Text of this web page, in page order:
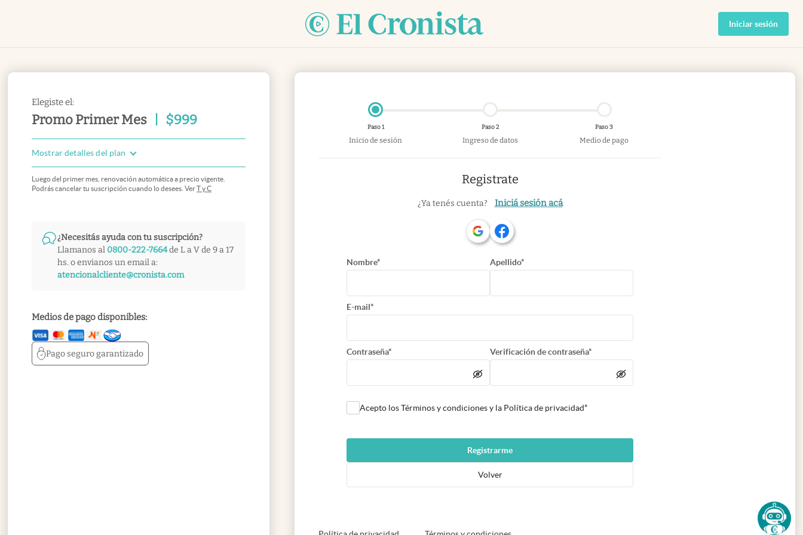
Iniciar sesión
Elegiste el:
Promo Primer Mes $999
Mostrar detalles del plan
Luego del primer mes, renovación automática a precio vigente.
Podrás cancelar tu suscripción cuando lo desees. VerT y C
¿Necesitás ayuda con tu suscripción?
Llamanos al 0800-222-7664de L a V de 9 a 17
hs. o envianos un email a:
atencionalcliente@cronista.com
Medios de pago disponibles:
Pago segurogarantizado
Paso 1
Inicio de sesión
Paso 2
Ingreso de datos
Paso 3
Medio de pago
Registrate
¿Ya tenés cuenta? Iniciá sesión acá
Nombre* Apellido*
E-mail*
Contraseña* Verificación de contraseña*
Acepto los Términos y condiciones y la Política de privacidad*
Registrarme
Volver